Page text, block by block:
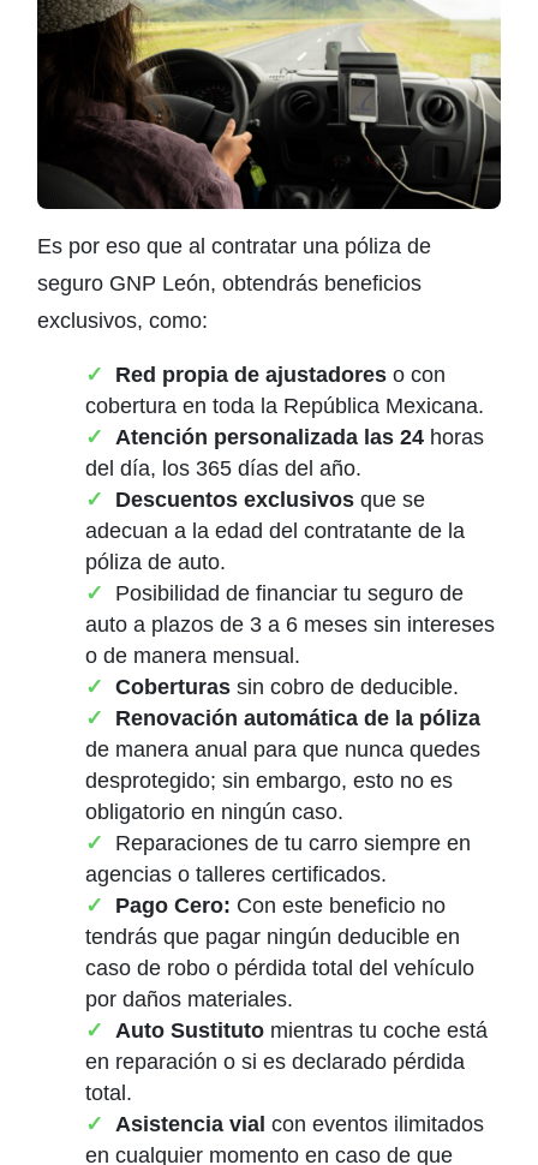
Es por eso que al contratar una póliza de
seguro GNP León, obtendrás beneficios
exclusivos, como:
Red propia de ajustadores o con
cobertura en toda la República Mexicana.
Atención personalizada las 24 horas
del día, los 365 días del año.
Descuentos exclusivos que se
adecuan a la edad del contratante de la
póliza de auto.
Posibilidad de financiar tu seguro de
auto a plazos de 3 a 6 meses sin intereses
o de manera mensual.
Coberturas sin cobro de deducible.
Renovación automática de la póliza
de manera anual para que nunca quedes
desprotegido; sin embargo, esto no es
obligatorio en ningún caso.
Reparaciones de tu carro siempre en
agencias o talleres certificados.
Pago Cero: Con este beneficio no
tendrás que pagar ningún deducible en
caso de robo o pérdida total del vehículo
por daños materiales.
Auto Sustituto mientras tu coche está
en reparación o si es declarado pérdida
total.
Asistencia vial con eventos ilimitados
en cualquier momento en caso de que